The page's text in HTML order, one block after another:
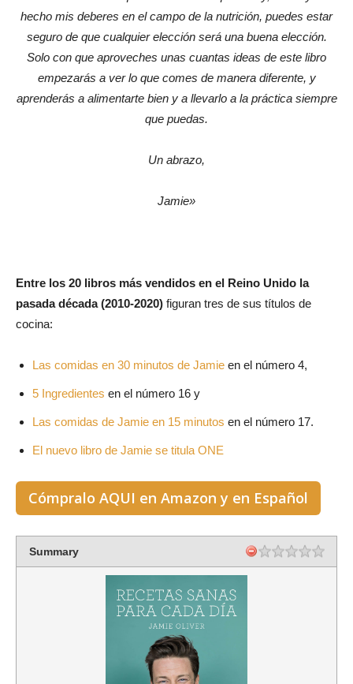
hecho mis deberes en el campo de la nutrición, puedes estar
seguro de que cualquier elección será una buena elección.
Solo con que aproveches unas cuantas ideas de este libro
empezarás a ver lo que comes de manera diferente, y
aprenderás a alimentarte bien y a llevarlo a la práctica siempre
que puedas.
Un abrazo,
Jamie»
Entre los 20 libros más vendidos en el Reino Unido la
pasada década (2010-2020) figuran tres de sus títulos de
cocina:
Las comidas en 30 minutos de Jamie en el número 4,
5 Ingredientes en el número 16 y
Las comidas de Jamie en 15 minutos en el número 17.
El nuevo libro de Jamie se titula ONE
Cómpralo AQUI en Amazon y en Español
Summary